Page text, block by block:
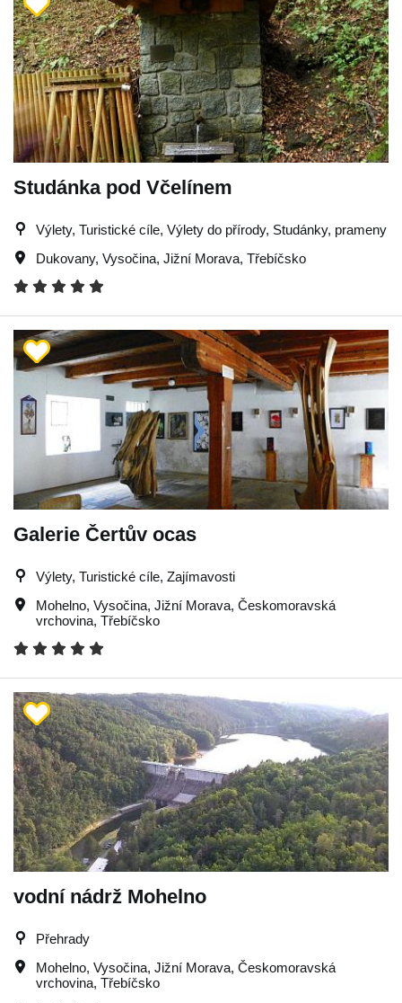
Studánka pod Včelínem
Výlety, Turistické cíle, Výlety do přírody, Studánky, prameny
Dukovany, Vysočina, Jižní Morava, Třebíčsko
Galerie Čertův ocas
Výlety, Turistické cíle, Zajímavosti
Mohelno, Vysočina, Jižní Morava, Českomoravská
vrchovina, Třebíčsko
vodní nádrž Mohelno
Přehrady
Mohelno, Vysočina, Jižní Morava, Českomoravská
vrchovina, Třebíčsko